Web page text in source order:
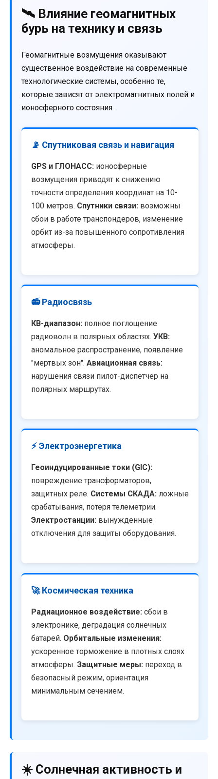
🛰️ Влияние геомагнитных
бурь на технику и связь
Геомагнитные возмущения оказывают
существенное воздействие на современные
технологические системы, особенно те,
которые зависят от электромагнитных полей и
ионосферного состояния.
📡 Спутниковая связь и навигация
GPS и ГЛОНАСС: ионосферные
возмущения приводят к снижению
точности определения координат на 10-
100 метров. Спутники связи: возможны
сбои в работе транспондеров, изменение
орбит из-за повышенного сопротивления
атмосферы.
📻 Радиосвязь
КВ-диапазон: полное поглощение
радиоволн в полярных областях. УКВ:
аномальное распространение, появление
"мертвых зон". Авиационная связь:
нарушения связи пилот-диспетчер на
полярных маршрутах.
⚡ Электроэнергетика
Геоиндуцированные токи (GIC):
повреждение трансформаторов,
защитных реле. Системы СКАДА: ложные
срабатывания, потеря телеметрии.
Электростанции: вынужденные
отключения для защиты оборудования.
🚀 Космическая техника
Радиационное воздействие: сбои в
электронике, деградация солнечных
батарей. Орбитальные изменения:
ускоренное торможение в плотных слоях
атмосферы. Защитные меры: переход в
безопасный режим, ориентация
минимальным сечением.
☀️ Солнечная активность и